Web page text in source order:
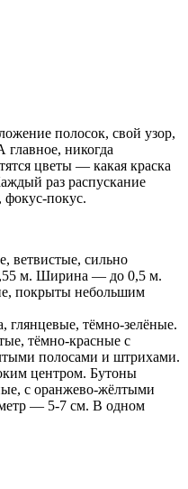
полосок, свой узор,
главное, никогда
цветы — какая краска
раз распускание
фокус-покус.
ветвистые, сильно
м. Ширина — до 0,5 м.
покрыты небольшим
глянцевые, тёмно-зелёные.
тёмно-красные с
полосами и штрихами.
центром. Бутоны
с оранжево-жёлтыми
— 5-7 см. В одном